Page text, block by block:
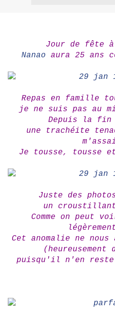
Jour de fête
Nanao aura 25 ans
Repas en famille
je ne suis pas au
Depuis la fin
une trachéite
Je tousse, tousse
Juste des
un croustillant
Comme on peut
Cet anomalie ne nous
puisqu'il n'en